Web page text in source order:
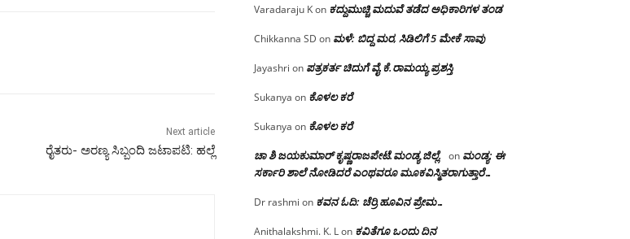
Next article
ರೈತರು- ಅರಣ್ಯ ಸಿಬ್ಬಂದಿ ಜಟಾಪಟಿ: ಹಲ್ಲೆ
Varadaraju Kon ಕದ್ದುಮುಚ್ಚಿ ಮದುವೆ ತಡೆದ ಅಧಿಕಾರಿಗಳ ತಂಡ
Chikkanna SD on ಮಳೆ: ಬಿದ್ದ ಮರ, ಸಿಡಿಲಿಗೆ 5 ಮೇಕೆ ಸಾವು
Jayashri on ಪತ್ರಕರ್ತ ಚಿದುಗೆ ವೈ.ಕೆ.ರಾಮಯ್ಯ ಪ್ರಶಸ್ತಿ
Sukanya on ಕೊಳಲ ಕರೆ
Sukanya on ಕೊಳಲ ಕರೆ
ಚಾ ಶಿ ಜಯಕುಮಾರ್ ಕೃಷ್ಣರಾಜಪೇಟೆ.ಮಂಡ್ಯ ಜಿಲ್ಲೆ. on ಮಂಡ್ಯ: ಈ
ಸರ್ಕಾರಿ ಶಾಲೆ ನೋಡಿದರೆ ಎಂಥವರೂ ಮೂಕವಿಸ್ಮಿತರಾಗುತ್ತಾರೆ…
Dr rashmi on ಕವನ ಓದಿ: ಚೆರ್ರಿ ಹೂವಿನ ಪ್ರೇಮ…
Anithalakshmi. K. Lon ಕವಿತೆಗೂ ಒಂದು ದಿನ